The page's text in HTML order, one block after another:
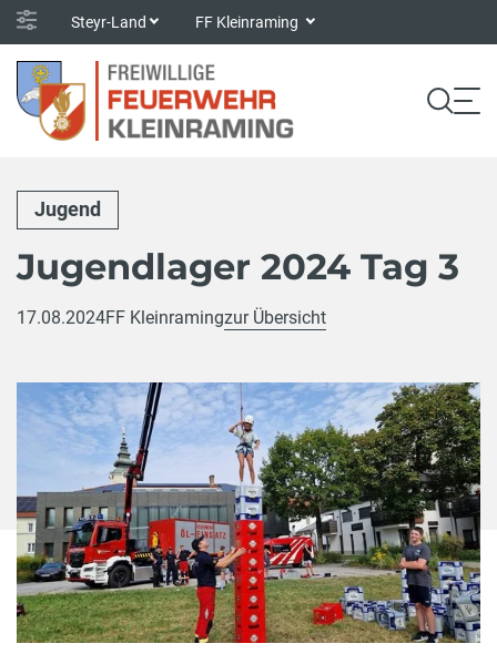
Steyr-Land FF Kleinraming
Jugend
Jugendlager 2024 Tag 3
17.08.2024FF Kleinramingzur Übersicht